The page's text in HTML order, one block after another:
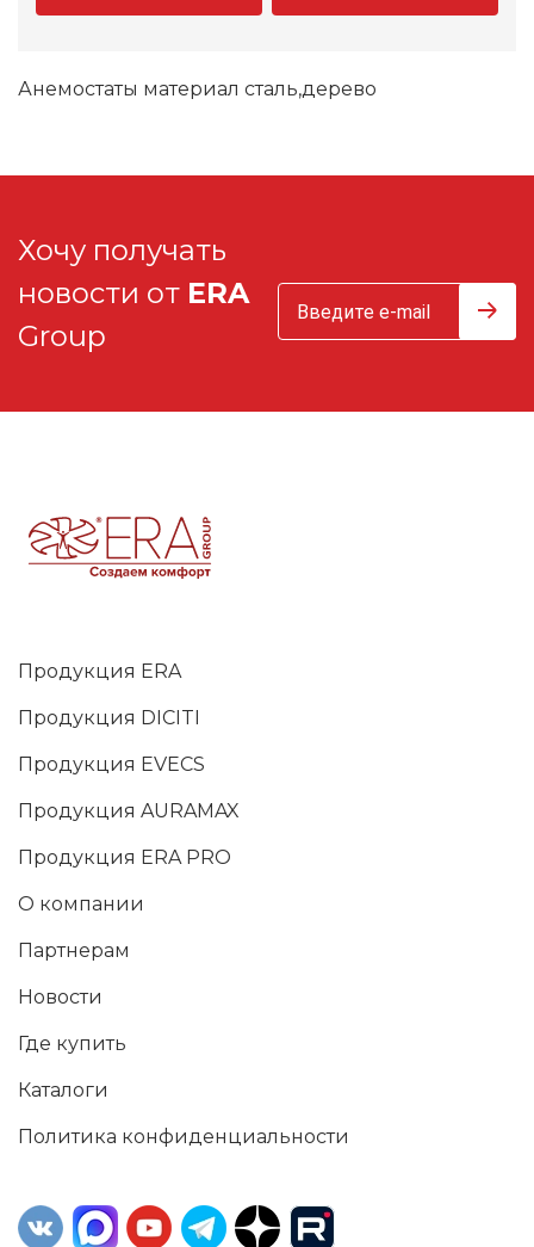
Анемостаты материал сталь,дерево
Хочу получать
новости от ERA
Group
Продукция ERA
Продукция DICITI
Продукция EVECS
Продукция AURAMAX
Продукция ERA PRO
О компании
Партнерам
Новости
Где купить
Каталоги
Политика конфиденциальности